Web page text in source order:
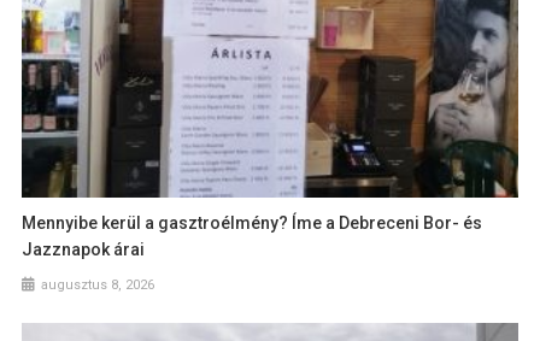
Mennyibe kerül a gasztroélmény? Íme a Debreceni Bor- és
Jazznapok árai
augusztus 8, 2026